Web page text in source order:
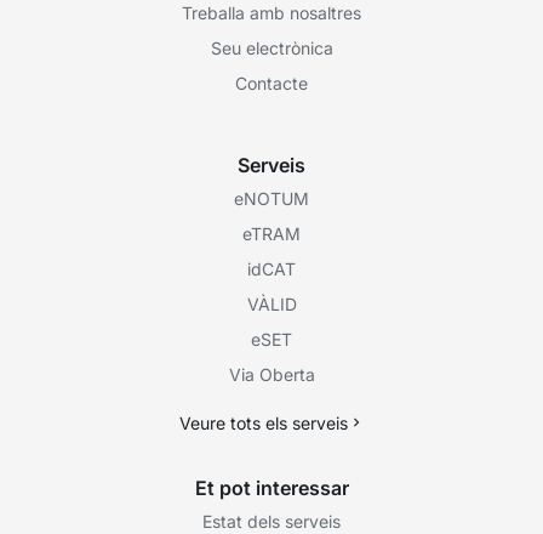
Treballa amb nosaltres
Seu electrònica
Contacte
Serveis
eNOTUM
eTRAM
idCAT
VÀLID
eSET
Via Oberta
Veure tots els serveis
Et pot interessar
Estat dels serveis